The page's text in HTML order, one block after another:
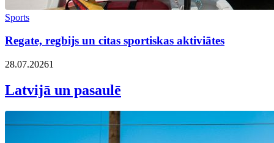
Sports
Regate, regbijs un citas sportiskas aktiviātes
28.07.20261
Latvijā un pasaulē